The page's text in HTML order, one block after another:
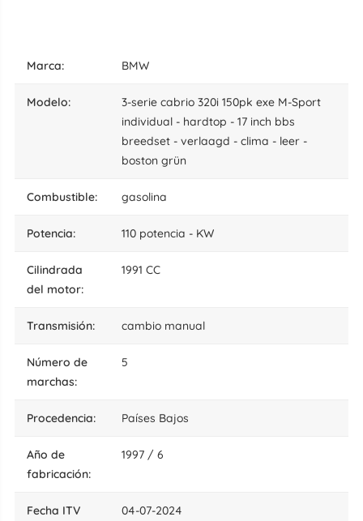
marca: BMW
modelo:
3-serie cabrio 320i 150pk exe M-Sport
individual - hardtop - 17 inch bbs
breedset - verlaagd - clima - leer -
boston grün
combustible: gasolina
potencia: 110 potencia - KW
cilindrada
del motor:
1991 CC
transmisión: cambio manual
número de
marchas:
5
procedencia: Países Bajos
año de
fabricación:
1997 / 6
fecha ITV
04-07-2024